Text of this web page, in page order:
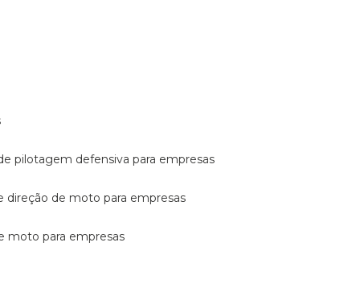
de pilotagem defensiva para empresas
direção de moto para empresas
moto para empresas